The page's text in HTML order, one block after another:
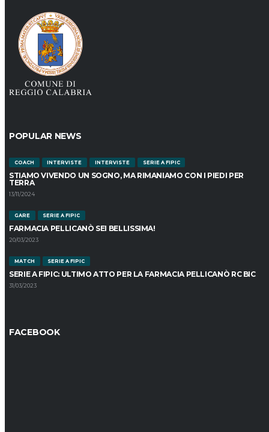
POPULAR NEWS
COACH INTERVISTE INTERVISTE SERIE A FIPIC
STIAMO VIVENDO UN SOGNO, MA RIMANIAMO CON I PIEDI PER
TERRA
13/11/2024
GARE SERIE A FIPIC
FARMACIA PELLICANÒ SEI BELLISSIMA!
20/03/2023
MATCH SERIE A FIPIC
SERIE A FIPIC: ULTIMO ATTO PER LA FARMACIA PELLICANÒ RC BIC
31/03/2023
FACEBOOK